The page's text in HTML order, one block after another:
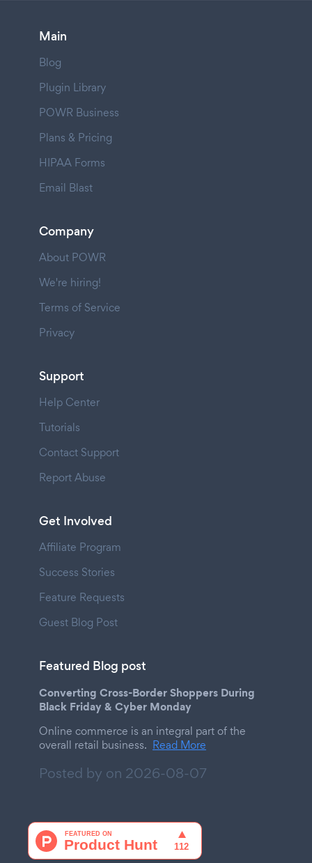
Main
Blog
Plugin Library
POWR Business
Plans & Pricing
HIPAA Forms
Email Blast
Company
About POWR
We're hiring!
Terms of Service
Privacy
Support
Help Center
Tutorials
Contact Support
Report Abuse
Get Involved
Affiliate Program
Success Stories
Feature Requests
Guest Blog Post
Featured Blog post
Converting Cross-Border Shoppers During
Black Friday & Cyber Monday
Online commerce is an integral part of the
overall retail business. Read More
Posted by on 2026-08-07